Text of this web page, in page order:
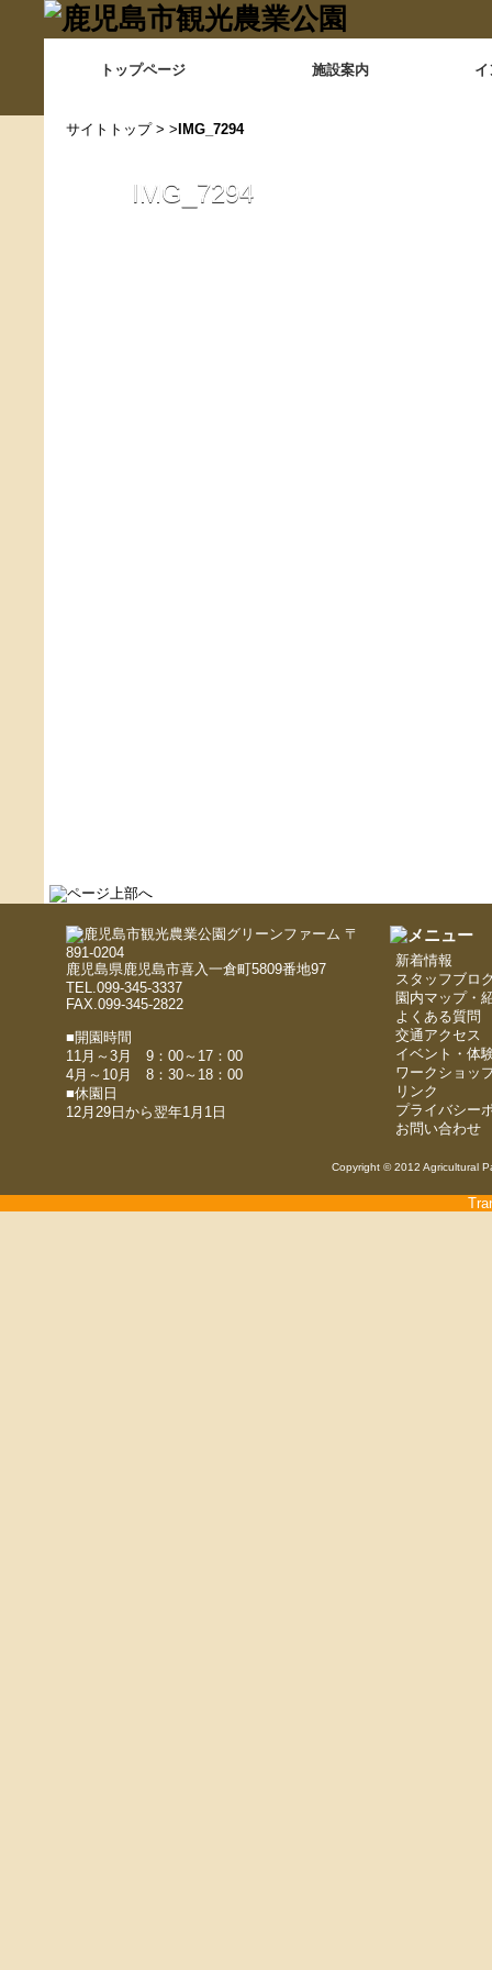
トップページ 施設案内
サイトトップ> > IMG_7294
IMG_7294
〒
891-0204
鹿児島県鹿児島市喜入一倉町5809番地97
TEL.099-345-3337
FAX.099-345-2822
■開園時間
11月～3月 9：00～17：00
4月～10月 8：30～18：00
■休園日
12月29日から翌年1月1日
新着情報
スタッフブロ
園内マップ・
よくある質問
交通アクセス
イベント・体
ワークショッ
リンク
プライバシー
お問い合わせ
Copyright © 2012 Agricultural